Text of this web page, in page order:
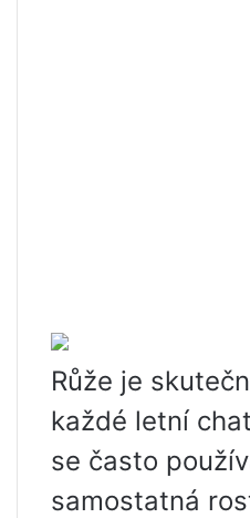
Růže je
každé letní
se často
samostatná